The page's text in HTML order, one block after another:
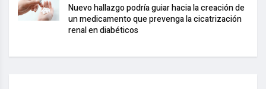
Nuevo hallazgo podría guiar hacia la creación de
un medicamento que prevenga la cicatrización
renal en diabéticos